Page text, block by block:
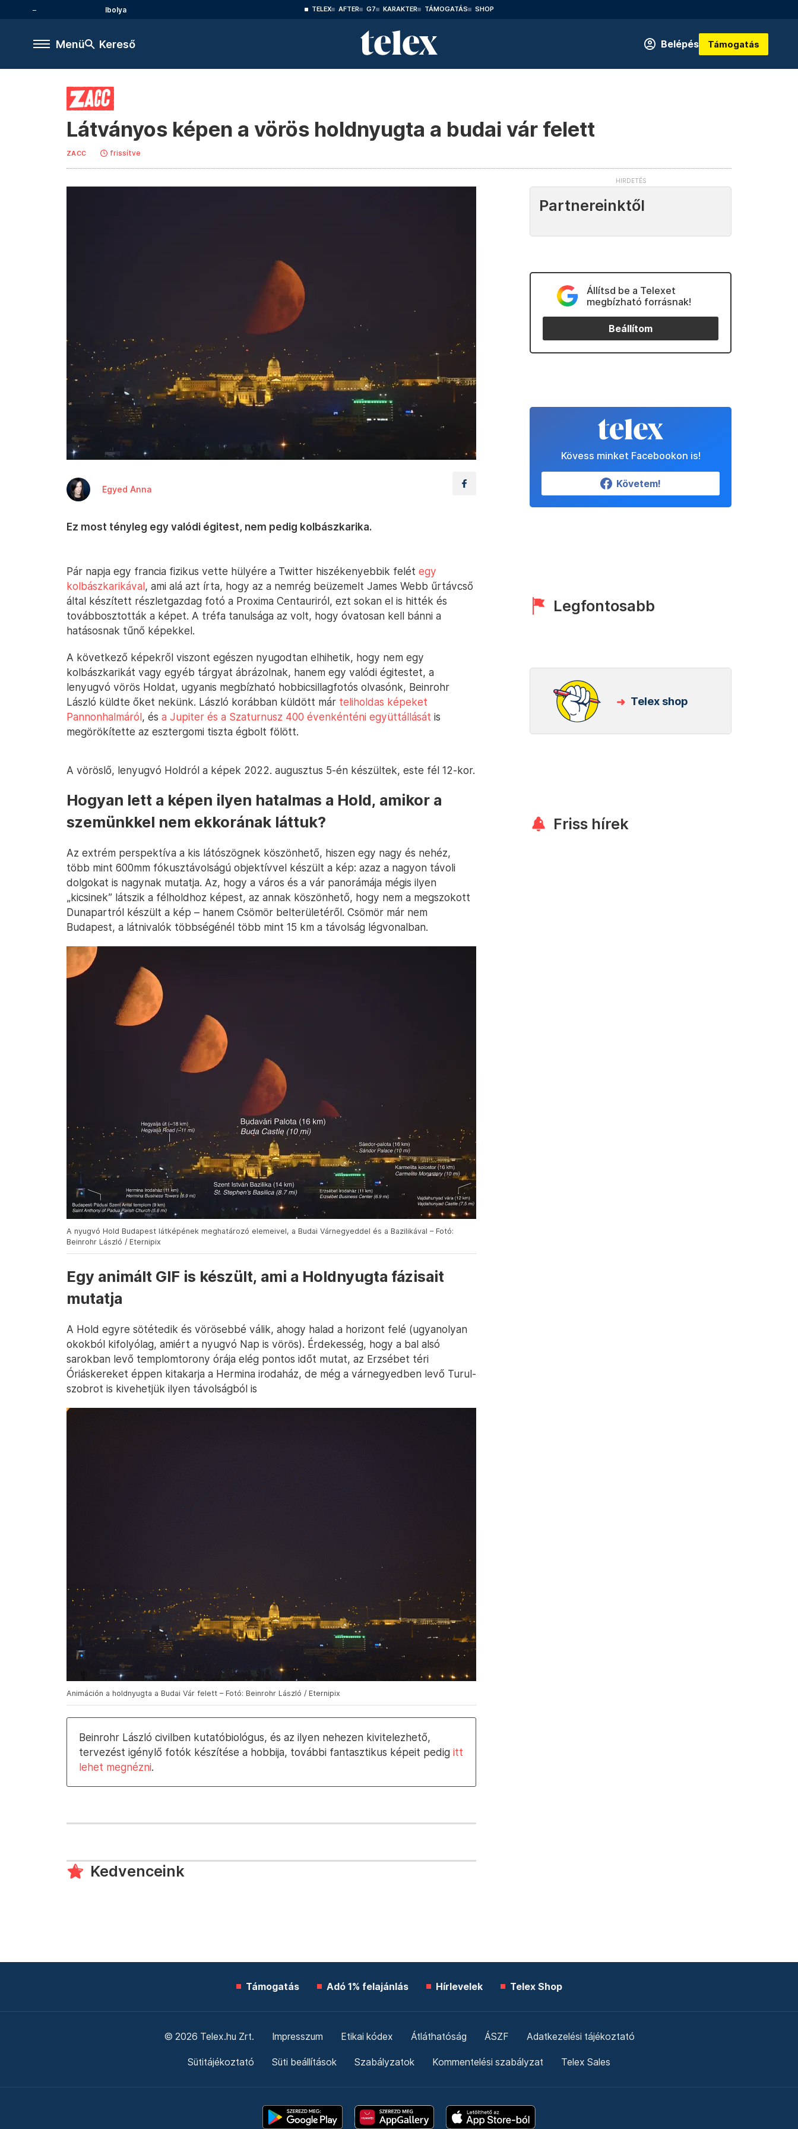
Ibolya TELEX AFTER G7 KARAKTER TÁMOGATÁS SHOP
Menü Kereső Belépés Támogatás
Látványos képen a vörös holdnyugta a budai vár felett
ZACC frissítve
Egyed Anna
Ez most tényleg egy valódi égitest, nem pedig kolbászkarika.
Pár napja egy francia fizikus vette hülyére a Twitter hiszékenyebbik felét egy
kolbászkarikával, ami alá azt írta, hogy az a nemrég beüzemelt James Webb űrtávcső
által készített részletgazdag fotó a Proxima Centauriról, ezt sokan el is hitték és
továbbosztották a képet. A tréfa tanulsága az volt, hogy óvatosan kell bánni a
hatásosnak tűnő képekkel.
A következő képekről viszont egészen nyugodtan elhihetik, hogy nem egy
kolbászkarikát vagy egyéb tárgyat ábrázolnak, hanem egy valódi égitestet, a
lenyugvó vörös Holdat, ugyanis megbízható hobbicsillagfotós olvasónk, Beinrohr
László küldte őket nekünk. László korábban küldött már teliholdas képeket
Pannonhalmáról, és a Jupiter és a Szaturnusz 400 évenkénténi együttállását is
megörökítette az esztergomi tiszta égbolt fölött.
A vöröslő, lenyugvó Holdról a képek 2022. augusztus 5-én készültek, este fél 12-kor.
Hogyan lett a képen ilyen hatalmas a Hold, amikor a
szemünkkel nem ekkorának láttuk?
Az extrém perspektíva a kis látószögnek köszönhető, hiszen egy nagy és nehéz,
több mint 600mm fókusztávolságú objektívvel készült a kép: azaz a nagyon távoli
dolgokat is nagynak mutatja. Az, hogy a város és a vár panorámája mégis ilyen
„kicsinek” látszik a félholdhoz képest, az annak köszönhető, hogy nem a megszokott
Dunapartról készült a kép – hanem Csömör belterületéről. Csömör már nem
Budapest, a látnivalók többségénél több mint 15 km a távolság légvonalban.
A nyugvó Hold Budapest látképének meghatározó elemeivel, a Budai Várnegyeddel és a Bazilikával – Fotó:
Beinrohr László / Eternipix
Egy animált GIF is készült, ami a Holdnyugta fázisait
mutatja
A Hold egyre sötétedik és vörösebbé válik, ahogy halad a horizont felé (ugyanolyan
okokból kifolyólag, amiért a nyugvó Nap is vörös). Érdekesség, hogy a bal alsó
sarokban levő templomtorony órája elég pontos időt mutat, az Erzsébet téri
Óriáskereket éppen kitakarja a Hermina irodaház, de még a várnegyedben levő Turul-
szobrot is kivehetjük ilyen távolságból is
Animáción a holdnyugta a Budai Vár felett – Fotó: Beinrohr László / Eternipix
Beinrohr László civilben kutatóbiológus, és az ilyen nehezen kivitelezhető,
tervezést igénylő fotók készítése a hobbija, további fantasztikus képeit pedig itt
lehet megnézni.
Kedvenceink
Partnereinktől
Állítsd be a Telexet
megbízható forrásnak!
Beállítom
Kövess minket Facebookon is!
Követem!
Legfontosabb
Telex shop
Friss hírek
Támogatás Adó 1% felajánlás Hírlevelek Telex Shop
© 2026 Telex.hu Zrt. Impresszum Etikai kódex Átláthatóság ÁSZF Adatkezelési tájékoztató
Sütitájékoztató Süti beállítások Szabályzatok Kommentelési szabályzat Telex Sales